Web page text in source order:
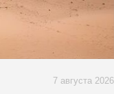
7 августа 2026